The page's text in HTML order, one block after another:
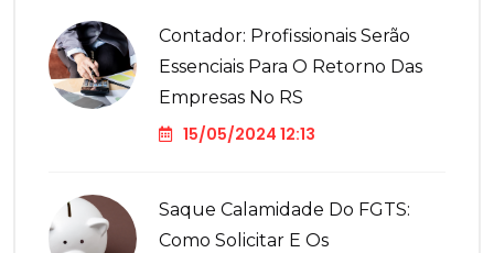
Contador: Profissionais Serão
Essenciais Para O Retorno Das
Empresas No RS
15/05/2024 12:13
Saque Calamidade Do FGTS:
Como Solicitar E Os